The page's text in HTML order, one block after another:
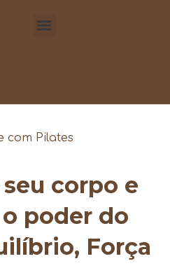
com Pilates
corpo e
poder do
Força